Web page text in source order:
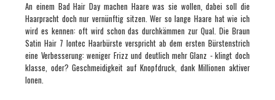
An einem Bad Hair Day machen Haare was sie wollen, dabei soll die
Haarpracht doch nur vernünftig sitzen. Wer so lange Haare hat wie ich
wird es kennen: oft wird schon das durchkämmen zur Qual. Die Braun
Satin Hair 7 Iontec Haarbürste verspricht ab dem ersten Bürstenstrich
eine Verbesserung: weniger Frizz und deutlich mehr Glanz - klingt doch
klasse, oder? Geschmeidigkeit auf Knopfdruck, dank Millionen aktiver
Ionen.